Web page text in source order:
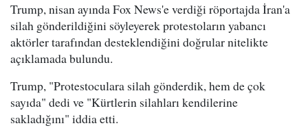
Trump, nisan ayında Fox News'e verdiği röportajda İran'a
silah gönderildiğini söyleyerek protestoların yabancı
aktörler tarafından desteklendiğini doğrular nitelikte
açıklamada bulundu.
Trump, "Protestoculara silah gönderdik, hem de çok
sayıda" dedi ve "Kürtlerin silahları kendilerine
sakladığını" iddia etti.